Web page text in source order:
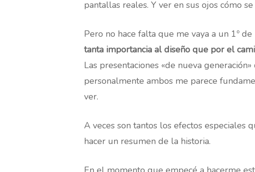
pantallas reales. Y ver en sus ojos cómo
Pero no hace falta que me vaya a un 1º
tanta importancia al diseño que por el
Las presentaciones «de nueva
personalmente ambos me parece
ver.
A veces son tantos los efectos especiales
hacer un resumen de la historia.